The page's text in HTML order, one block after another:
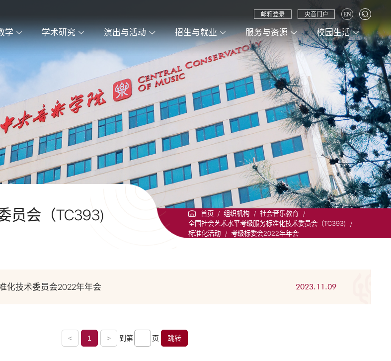
学 学术研究 演出与活动 招生与就业 服务与资源 校园生活
邮箱登录 央音门户 EN
员会（TC393) 首页 / 组织机构 / 社会音乐教育
/
全国社会艺术水平考级服务标准化技术委员会（TC393)
/
标准化活动
/ 考级标委会2022年年会
化技术委员会2022年年会 2023.11.09
< 1 > 到第 页 跳转